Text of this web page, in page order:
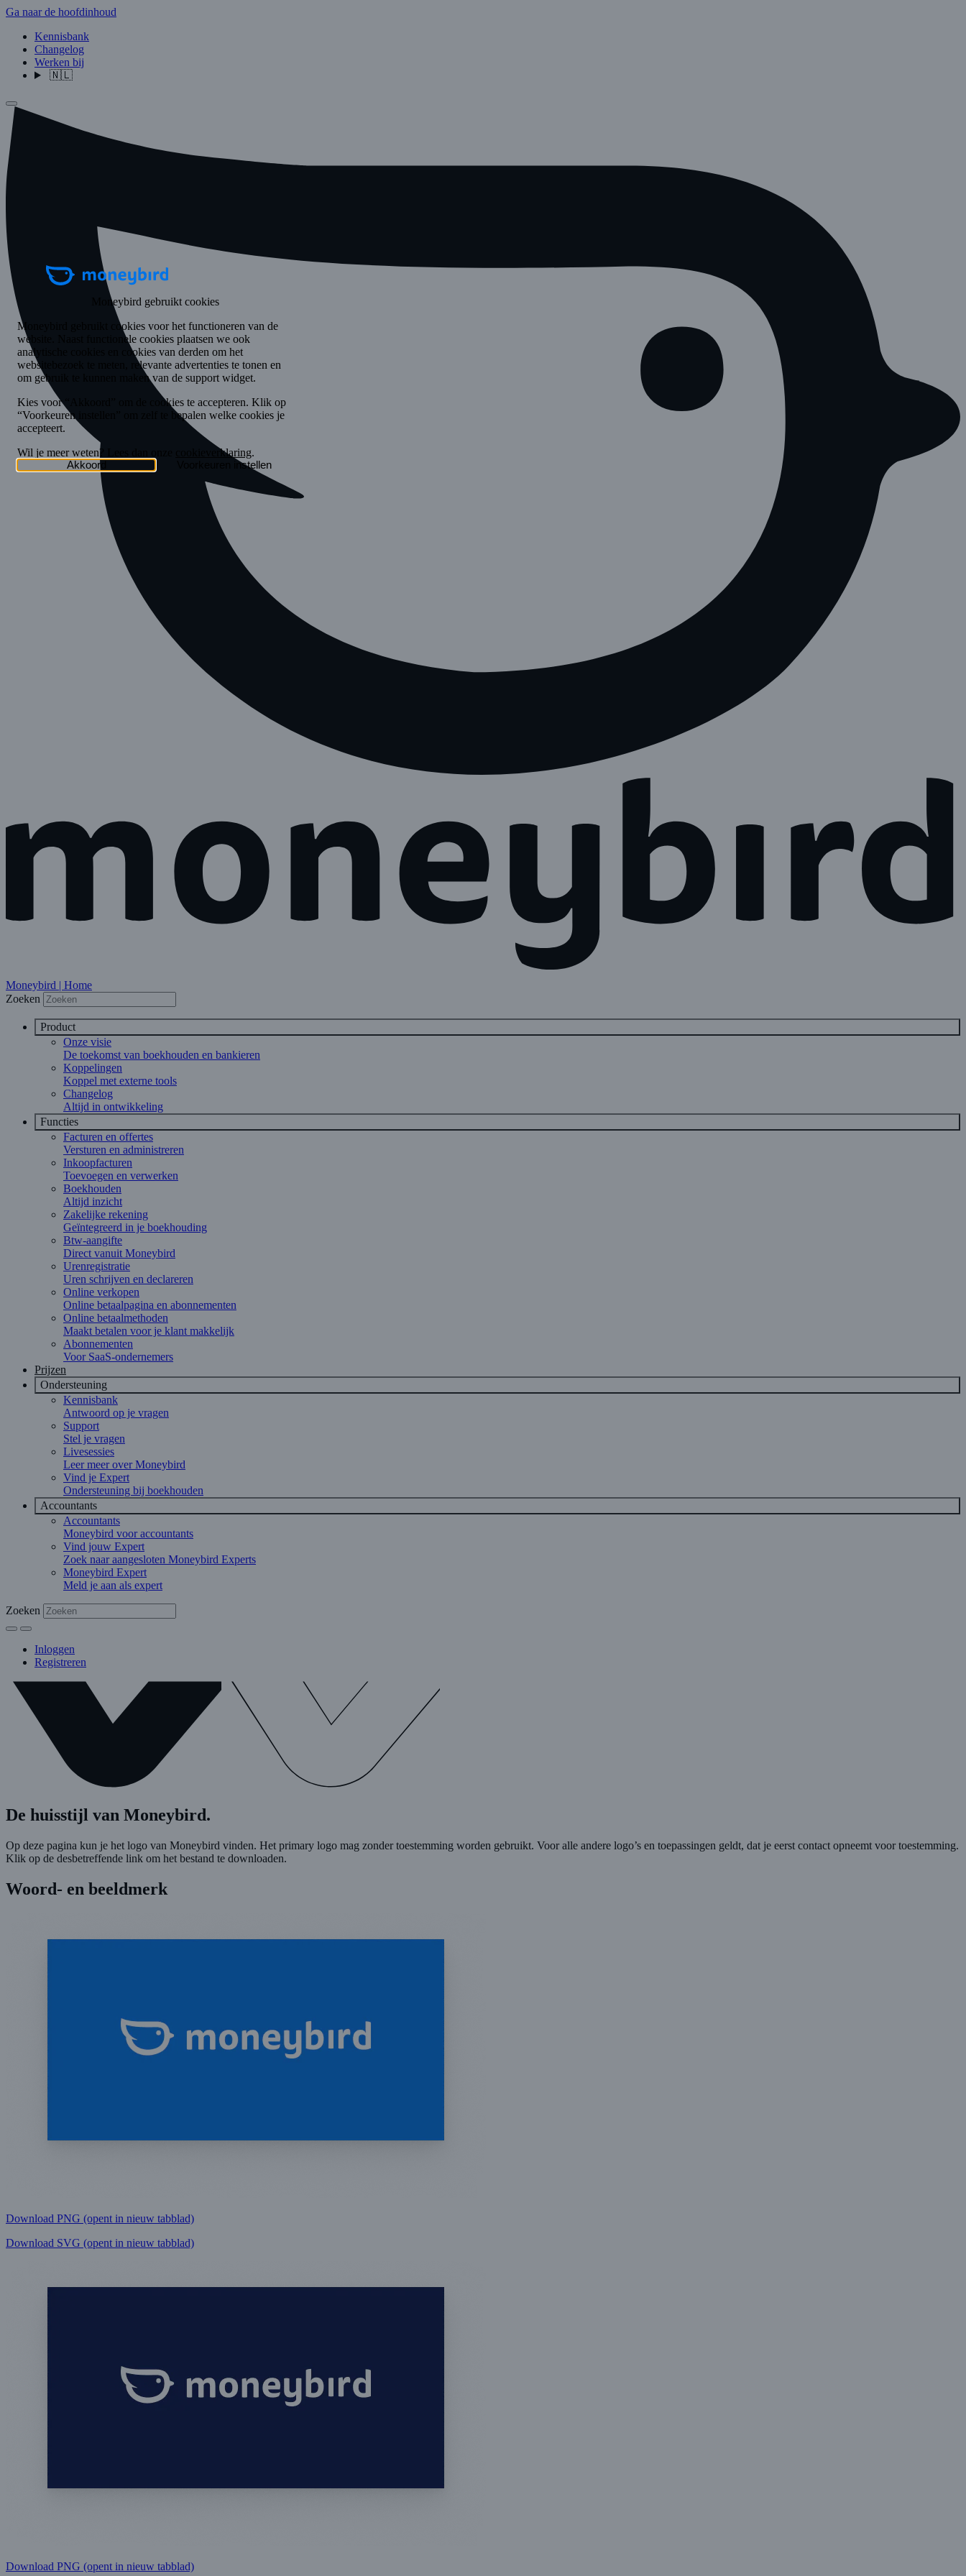
Ga naar de hoofdinhoud
Kennisbank
Changelog
Werken bij
🇳🇱
Moneybird | Home
Zoeken
Product
Onze visie
De toekomst van boekhouden en bankieren
Koppelingen
Koppel met externe tools
Changelog
Altijd in ontwikkeling
Functies
Facturen en offertes
Versturen en administreren
Inkoopfacturen
Toevoegen en verwerken
Boekhouden
Altijd inzicht
Zakelijke rekening
Geïntegreerd in je boekhouding
Btw-aangifte
Direct vanuit Moneybird
Urenregistratie
Uren schrijven en declareren
Online verkopen
Online betaalpagina en abonnementen
Online betaalmethoden
Maakt betalen voor je klant makkelijk
Abonnementen
Voor SaaS-ondernemers
Prijzen
Ondersteuning
Kennisbank
Antwoord op je vragen
Support
Stel je vragen
Livesessies
Leer meer over Moneybird
Vind je Expert
Ondersteuning bij boekhouden
Accountants
Accountants
Moneybird voor accountants
Vind jouw Expert
Zoek naar aangesloten Moneybird Experts
Moneybird Expert
Meld je aan als expert
Zoeken
Inloggen
Registreren
De huisstijl van Moneybird.
Op deze pagina kun je het logo van Moneybird vinden. Het primary logo mag zonder toestemming worden gebruikt. Voor alle andere logo’s en toepassingen geldt, dat je eerst contact opneemt voor toestemming.
Klik op de desbetreffende link om het bestand te downloaden.
Woord- en beeldmerk
Download PNG (opent in nieuw tabblad)
Download SVG (opent in nieuw tabblad)
Download PNG (opent in nieuw tabblad)